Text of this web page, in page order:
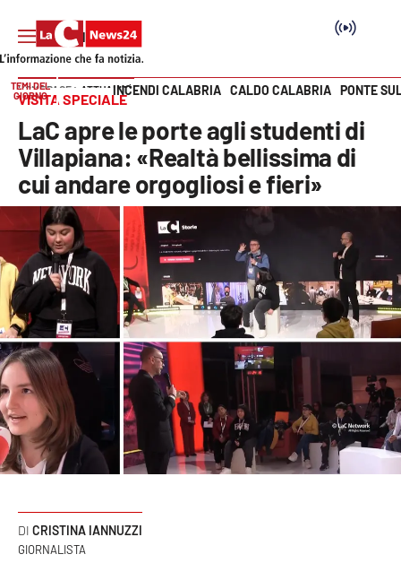
SEZIONI
Cronaca
Politica
Attualità
Economia e lavoro
Italia Mondo
Sanità
Sport
Podcast
Vai
TEMI DEL
GIORNO
INCENDI CALABRIA CALDO CALABRIA PONTE
HOME PAGE ATTUALITÀ
VISITA SPECIALE
LaC apre le porte agli studenti di
Villapiana: «Realtà bellissima di
cui andare orgogliosi e fieri»
CRISTINA IANNUZZI
GIORNALISTA